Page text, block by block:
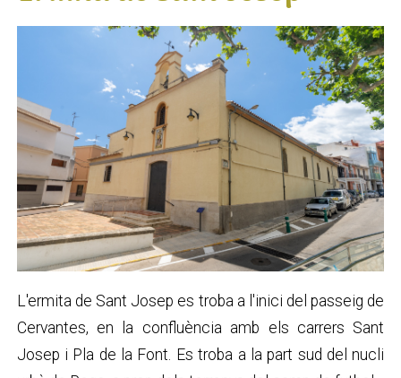
L'ermita de Sant Josep es troba a l'inici del passeig de
Cervantes, en la confluència amb els carrers Sant
Josep i Pla de la Font. Es troba a la part sud del nucli